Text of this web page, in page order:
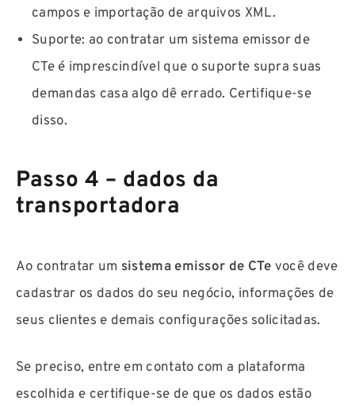
campos e importação de arquivos XML.
Suporte: ao contratar um sistema emissor de
CTe é imprescindível que o suporte supra suas
demandas casa algo dê errado. Certifique-se
disso.
Passo 4 – dados da
transportadora
Ao contratar um sistema emissor de CTe você deve
cadastrar os dados do seu negócio, informações de
seus clientes e demais configurações solicitadas.
Se preciso, entre em contato com a plataforma
escolhida e certifique-se de que os dados estão